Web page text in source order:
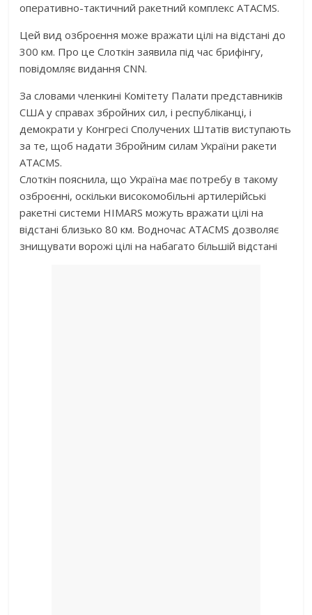
оперативно-тактичний ракетний комплекс ATACMS.
Цей вид озброєння може вражати цілі на відстані до
300 км. Про це Слоткін заявила під час брифінгу,
повідомляє видання CNN.
За словами членкині Комітету Палати представників
США у справах збройних сил, і республіканці, і
демократи у Конгресі Сполучених Штатів виступають
за те, щоб надати Збройним силам України ракети
ATACMS.
Слоткін пояснила, що Україна має потребу в такому
озброєнні, оскільки високомобільні артилерійські
ракетні системи HIMARS можуть вражати цілі на
відстані близько 80 км. Водночас ATACMS дозволяє
знищувати ворожі цілі на набагато більшій відстані